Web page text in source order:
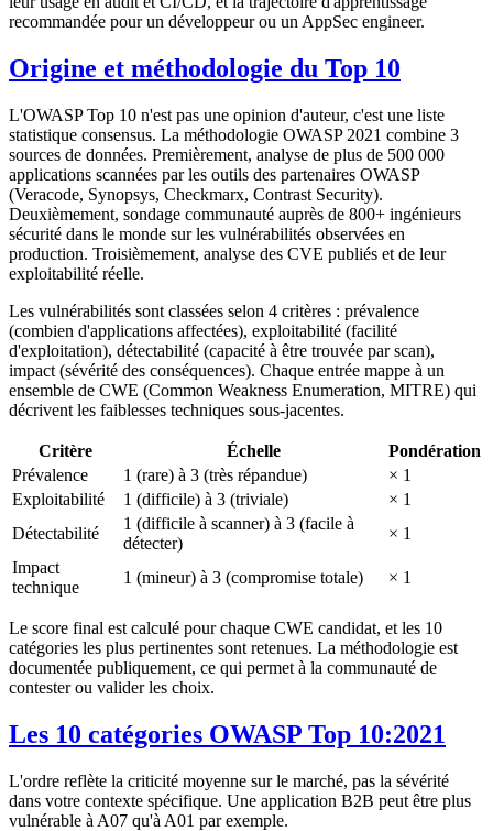
recommandée pour un développeur ou un AppSec engineer.
Origine et méthodologie du Top 10
L'OWASP Top 10 n'est pas une opinion d'auteur, c'est une liste
statistique consensus. La méthodologie OWASP 2021 combine 3
sources de données. Premièrement, analyse de plus de 500 000
applications scannées par les outils des partenaires OWASP
(Veracode, Synopsys, Checkmarx, Contrast Security).
Deuxièmement, sondage communauté auprès de 800+ ingénieurs
sécurité dans le monde sur les vulnérabilités observées en
production. Troisièmement, analyse des CVE publiés et de leur
exploitabilité réelle.
Les vulnérabilités sont classées selon 4 critères : prévalence
(combien d'applications affectées), exploitabilité (facilité
d'exploitation), détectabilité (capacité à être trouvée par scan),
impact (sévérité des conséquences). Chaque entrée mappe à un
ensemble de CWE (Common Weakness Enumeration, MITRE) qui
décrivent les faiblesses techniques sous-jacentes.
Critère Échelle
Pondération
Prévalence
1 (rare) à 3 (très répandue)
× 1
Exploitabilité
1 (difficile) à 3 (triviale)
× 1
Détectabilité
1 (difficile à scanner) à 3 (facile à
détecter)
× 1
Impact
technique
1 (mineur) à 3 (compromise totale) × 1
Le score final est calculé pour chaque CWE candidat, et les 10
catégories les plus pertinentes sont retenues. La méthodologie est
documentée publiquement, ce qui permet à la communauté de
contester ou valider les choix.
Les 10 catégories OWASP Top 10:2021
L'ordre reflète la criticité moyenne sur le marché, pas la sévérité
dans votre contexte spécifique. Une application B2B peut être plus
vulnérable à A07 qu'à A01 par exemple.